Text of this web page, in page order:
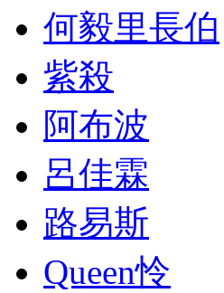
何毅里長伯
紫殺
阿布波
呂佳霖
路易斯
Queen怜